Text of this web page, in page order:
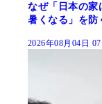
なぜ「日本の
暑くなる」を防
2026年08月04日